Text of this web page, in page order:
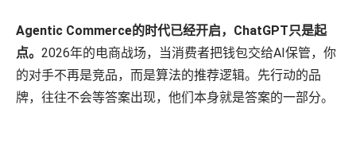
Agentic Commerce的时代已经开启，ChatGPT只是起
点。 2026年的电商战场，当消费者把钱包交给AI保管，你
的对手不再是竞品，而是算法的推荐逻辑。先行动的品
牌，往往不会等答案出现，他们本身就是答案的一部分。